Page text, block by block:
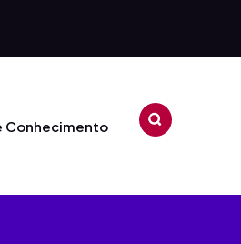
Conhecimento